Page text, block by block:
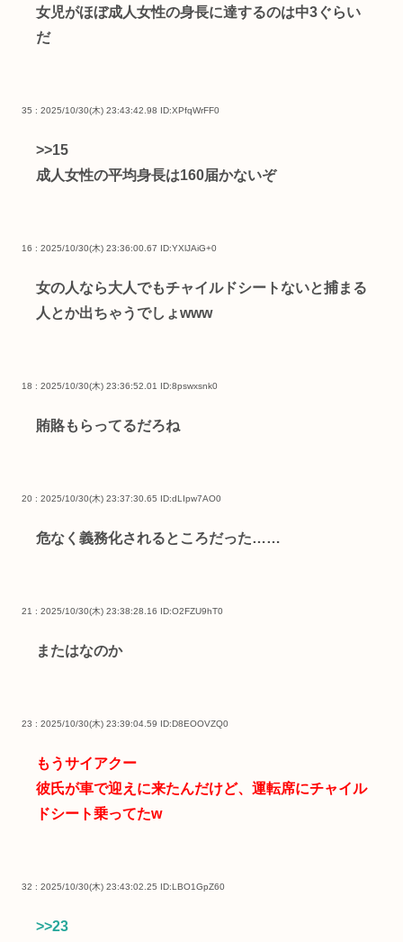
女児がほぼ成人女性の身長に達するのは中3ぐらい
だ
35 : 2025/10/30(木) 23:43:42.98 ID:XPfqWrFF0
>>15
成人女性の平均身長は160届かないぞ
16 : 2025/10/30(木) 23:36:00.67 ID:YXlJAiG+0
女の人なら大人でもチャイルドシートないと捕まる
人とか出ちゃうでしょwww
18 : 2025/10/30(木) 23:36:52.01 ID:8pswxsnk0
賄賂もらってるだろね
20 : 2025/10/30(木) 23:37:30.65 ID:dLIpw7AO0
危なく義務化されるところだった……
21 : 2025/10/30(木) 23:38:28.16 ID:O2FZU9hT0
またはなのか
23 : 2025/10/30(木) 23:39:04.59 ID:D8EOOVZQ0
もうサイアクー
彼氏が車で迎えに来たんだけど、運転席にチャイル
ドシート乗ってたw
32 : 2025/10/30(木) 23:43:02.25 ID:LBO1GpZ60
>>23